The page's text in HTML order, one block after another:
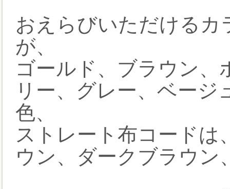
おえらびいただけるカ
が、
ゴールド、ブラウン
リー、グレー、ベージ
色、
ストレート布コードは
ウン、ダークブラウン